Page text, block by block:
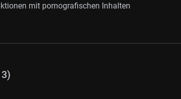
mit pornografischen Inhalten